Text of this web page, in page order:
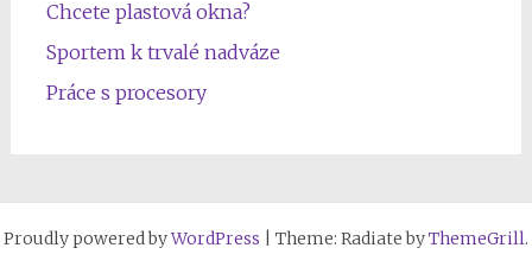
Chcete plastová okna?
Sportem k trvalé nadváze
Práce s procesory
Proudly powered byWordPress Theme: Radiate byThemeGrill.